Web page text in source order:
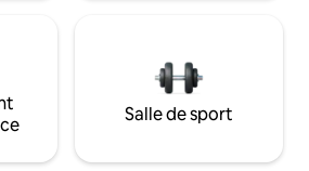
Salle de sport